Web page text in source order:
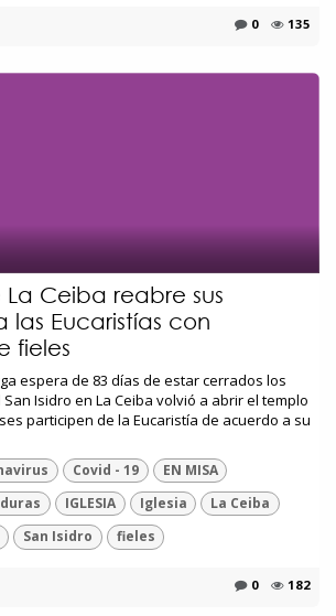
0 135
Ceiba reabre sus
las Eucaristías con
fieles
espera de 83 días de estar cerrados los
Isidro en La Ceiba volvió a abrir el templo
participen de la Eucaristía de acuerdo a su
Covid - 19
EN MISA
IGLESIA Iglesia
La Ceiba
San Isidro fieles
0 182